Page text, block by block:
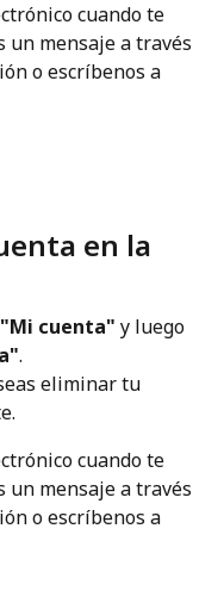
cuando te
un mensaje a través
o escríbenos a
en la
"Mi cuenta" y luego
.
eliminar tu
cuando te
un mensaje a través
o escríbenos a